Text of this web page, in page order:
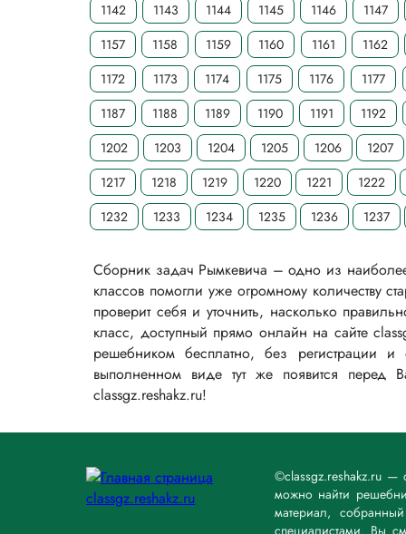
1142
1143 1144 1145 1146
1147
1157
1158 1159 1160 1161
1162
1172
1173 1174 1175 1176
1177
1187
1188 1189 1190 1191
1192
1202
1203 1204 1205 1206
1207
1217
1218 1219 1220 1221
1222
1232
1233 1234 1235 1236 1237
Сборник задач Рымкевича – одно из
классов помогли уже огромному количеству
проверит себя и уточнить, насколько
класс, доступный прямо онлайн на сайте
решебником бесплатно, без регистрации
выполненном виде тут же появится
classgz.reshakz.ru!
©classgz.reshakz.ru —
можно найти
материал,
специалистами. Вы